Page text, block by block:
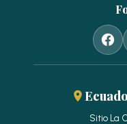
Sitio La